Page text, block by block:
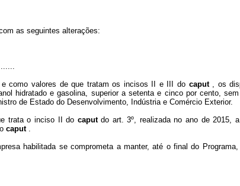
as seguintes alterações:
e como valores de que tratam os incisos II e III do caput , os
hidratado e gasolina, superior a setenta e cinco por cento,
de Estado do Desenvolvimento, Indústria e Comércio Exterior.
trata o inciso II do caputdo art. 3º, realizada no ano de 2015,
caput .
habilitada se comprometa a manter, até o final do